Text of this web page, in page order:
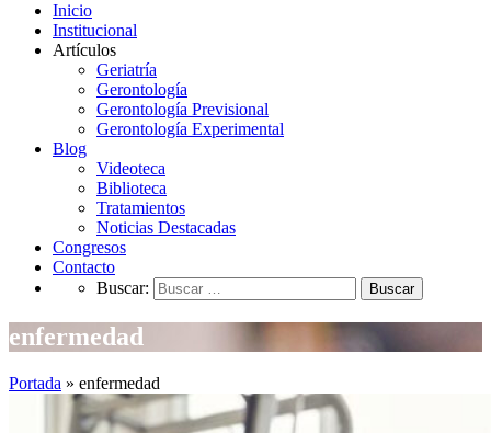
Inicio
Institucional
Artículos
Geriatría
Gerontología
Gerontología Previsional
Gerontología Experimental
Blog
Videoteca
Biblioteca
Tratamientos
Noticias Destacadas
Congresos
Contacto
Buscar:
enfermedad
Portada » enfermedad